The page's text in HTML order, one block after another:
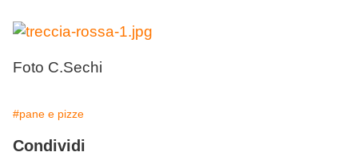
Foto C.Sechi
#pane e pizze
Condividi